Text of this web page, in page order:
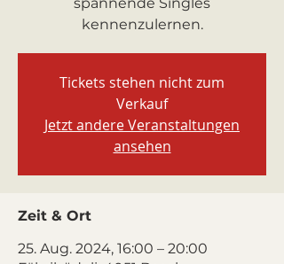
kennenzulernen.
Tickets stehen nicht zum
Verkauf
Jetzt andere Veranstaltungen
ansehen
Zeit & Ort
25. Aug. 2024, 16:00 – 20:00